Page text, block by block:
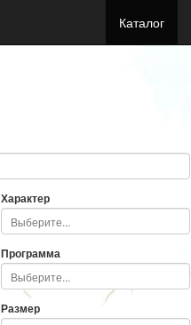
Каталог
Характер
Программа
Размер